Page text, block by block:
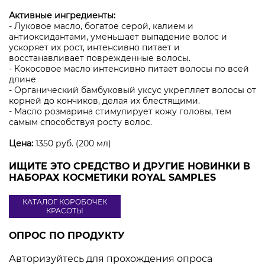
Активные ингредиенты:
- Луковое масло, богатое серой, калием и
антиоксидантами, уменьшает выпадение волос и
ускоряет их рост, интенсивно питает и
восстанавливает поврежденные волосы.
- Кокосовое масло интенсивно питает волосы по всей
длине
- Органический бамбуковый уксус укрепляет волосы от
корней до кончиков, делая их блестящими.
- Масло розмарина стимулирует кожу головы, тем
самым способствуя росту волос.
Цена: 1350 руб. (200 мл)
ИЩИТЕ ЭТО СРЕДСТВО И ДРУГИЕ НОВИНКИ В
НАБОРАХ КОСМЕТИКИ ROYAL SAMPLES
КАТАЛОГ КОРОБОЧЕК
КРАСОТЫ
ОПРОС ПО ПРОДУКТУ
Авторизуйтесь для прохождения опроса